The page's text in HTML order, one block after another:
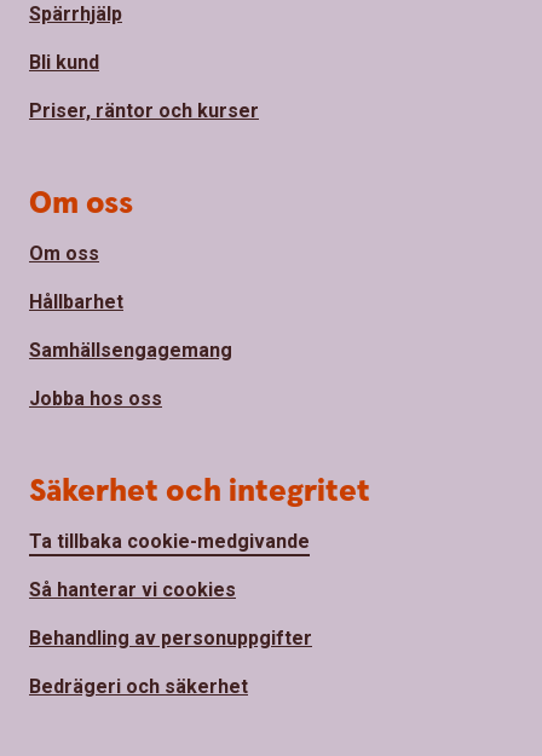
Spärrhjälp
Bli kund
Priser, räntor och kurser
Om oss
Om oss
Hållbarhet
Samhällsengagemang
Jobba hos oss
Säkerhet och integritet
Ta tillbaka cookie-medgivande
Så hanterar vi cookies
Behandling av personuppgifter
Bedrägeri och säkerhet